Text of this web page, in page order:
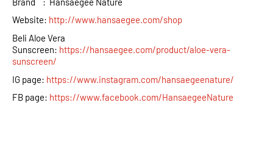
Website: http://www.hansaegee.com/shop
Beli Aloe Vera
Sunscreen: https://hansaegee.com/product/aloe-vera-
sunscreen/
IG page: https://www.instagram.com/hansaegeenature/
FB page: https://www.facebook.com/HansaegeeNature